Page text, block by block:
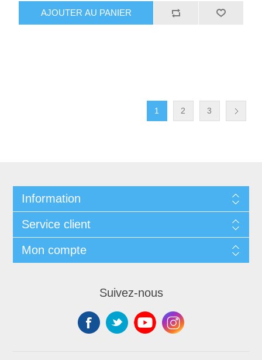
AJOUTER AU PANIER
1 2 3
Information
Service client
Mon compte
Suivez-nous